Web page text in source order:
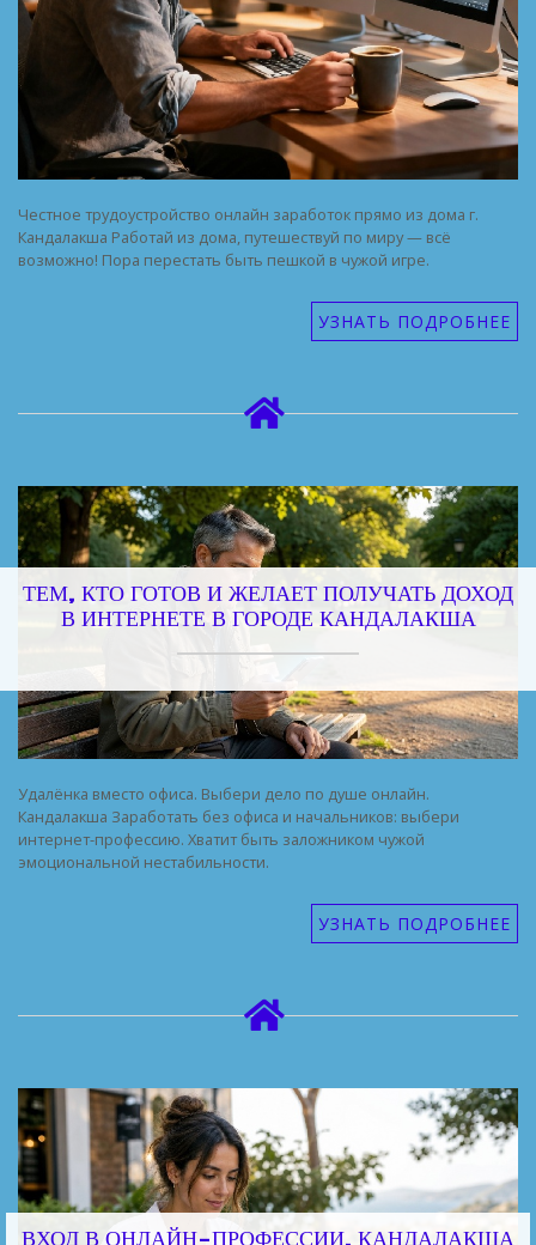
Честное трудоустройство онлайн заработок прямо из дома г.
Кандалакша Работай из дома, путешествуй по миру — всё
возможно! Пора перестать быть пешкой в чужой игре.
УЗНАТЬ ПОДРОБНЕЕ
ТЕМ, КТО ГОТОВ И ЖЕЛАЕТ ПОЛУЧАТЬ ДОХОД
В ИНТЕРНЕТЕ В ГОРОДЕ КАНДАЛАКША
Удалёнка вместо офиса. Выбери дело по душе онлайн.
Кандалакша Заработать без офиса и начальников: выбери
интернет-профессию. Хватит быть заложником чужой
эмоциональной нестабильности.
УЗНАТЬ ПОДРОБНЕЕ